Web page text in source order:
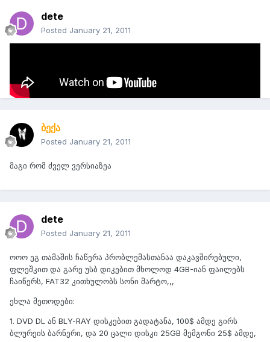
dete
Posted January 21, 2011
ბექა
Posted January 21, 2011
მაგი რომ ძველ ვერსიაზეა
dete
Posted January 21, 2011
ოოო ეგ თამაშის ჩაწერა პრობლემასთანაა დაკავშირებული,
ფლეშკით და გარე უსბ დიკებით მხოლოდ 4GB-იან ფაილებს
ჩაიწერს, FAT32 კითხულობს სონი მარტო,,,
ეხლა მეთოდები:
1. DVD DL ან BLY-RAY დისკებით გადატანა, 100$ ამდე გირს
ბლურეის ბარნერი, და 20 ცალი დისკი 25GB მემგონი 25$ ამდე,